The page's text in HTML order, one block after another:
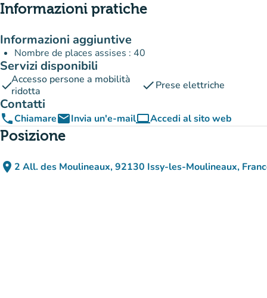
Informazioni pratiche
Informazioni aggiuntive
Nombre de places assises : 40
Servizi disponibili
checkAccesso persone a mobilità
ridotta
checkPrese elettriche
Contatti
phoneChiamareemailInvia un'e-mailcomputerAccedi al sito web
(nuova scheda)
Posizione
place 2 All. des Moulineaux, 92130 Issy-les-Moulineaux,
(apri in Google Maps)
(nuova scheda)